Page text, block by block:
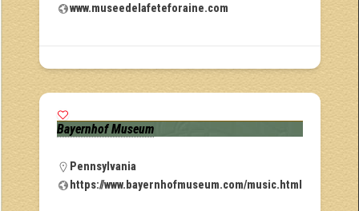
www.museedelafeteforaine.com
Bayernhof Museum
Pennsylvania
https://www.bayernhofmuseum.com/music.html